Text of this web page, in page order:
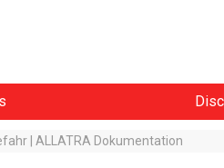
| ALLATRA Dokumentation